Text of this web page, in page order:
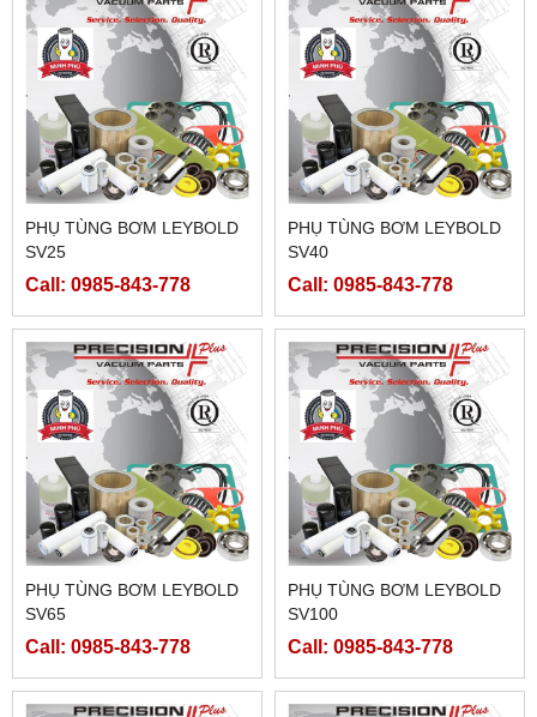
PHỤ TÙNG BƠM LEYBOLD
SV25
Call: 0985-843-778
PHỤ TÙNG BƠM LEYBOLD
SV40
Call: 0985-843-778
PHỤ TÙNG BƠM LEYBOLD
SV65
Call: 0985-843-778
PHỤ TÙNG BƠM LEYBOLD
SV100
Call: 0985-843-778